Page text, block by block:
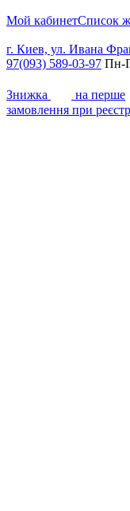
Мой кабинетСписок
г. Киев, ул. Ивана
97(093) 589-03-97 Пн-
Знижка
на перше
замовлення при